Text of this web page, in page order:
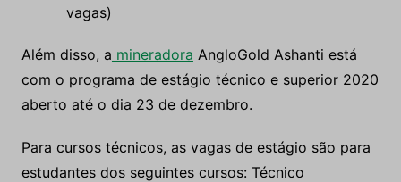
vagas)
Além disso, a mineradora AngloGold Ashanti está
com o programa de estágio técnico e superior 2020
aberto até o dia 23 de dezembro.
Para cursos técnicos, as vagas de estágio são para
estudantes dos seguintes cursos: Técnico